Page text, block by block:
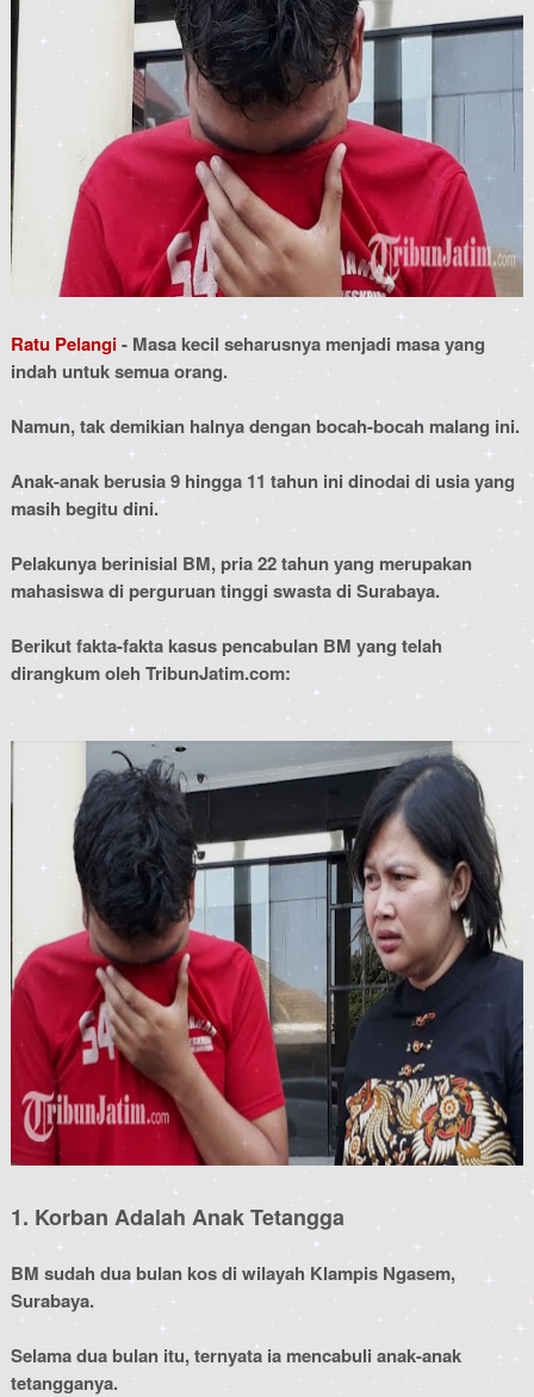
Ratu Pelangi- Masa kecil seharusnya menjadi masa yang
indah untuk semua orang.
Namun, tak demikian halnya dengan bocah-bocah malang ini.
Anak-anak berusia 9 hingga 11 tahun ini dinodai di usia yang
masih begitu dini.
Pelakunya berinisial BM, pria 22 tahun yang merupakan
mahasiswa di perguruan tinggi swasta di Surabaya.
Berikut fakta-fakta kasus pencabulan BM yang telah
dirangkum oleh TribunJatim.com:
1. Korban Adalah Anak Tetangga
BM sudah dua bulan kos di wilayah Klampis Ngasem,
Surabaya.
Selama dua bulan itu, ternyata ia mencabuli anak-anak
tetangganya.